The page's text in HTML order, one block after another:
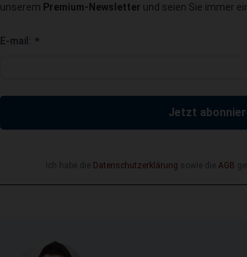
unserem Premium-Newsletter und seien Sie immer
E-mail: *
Jetzt
Ich habe die Datenschutzerklärung sowie die AGB